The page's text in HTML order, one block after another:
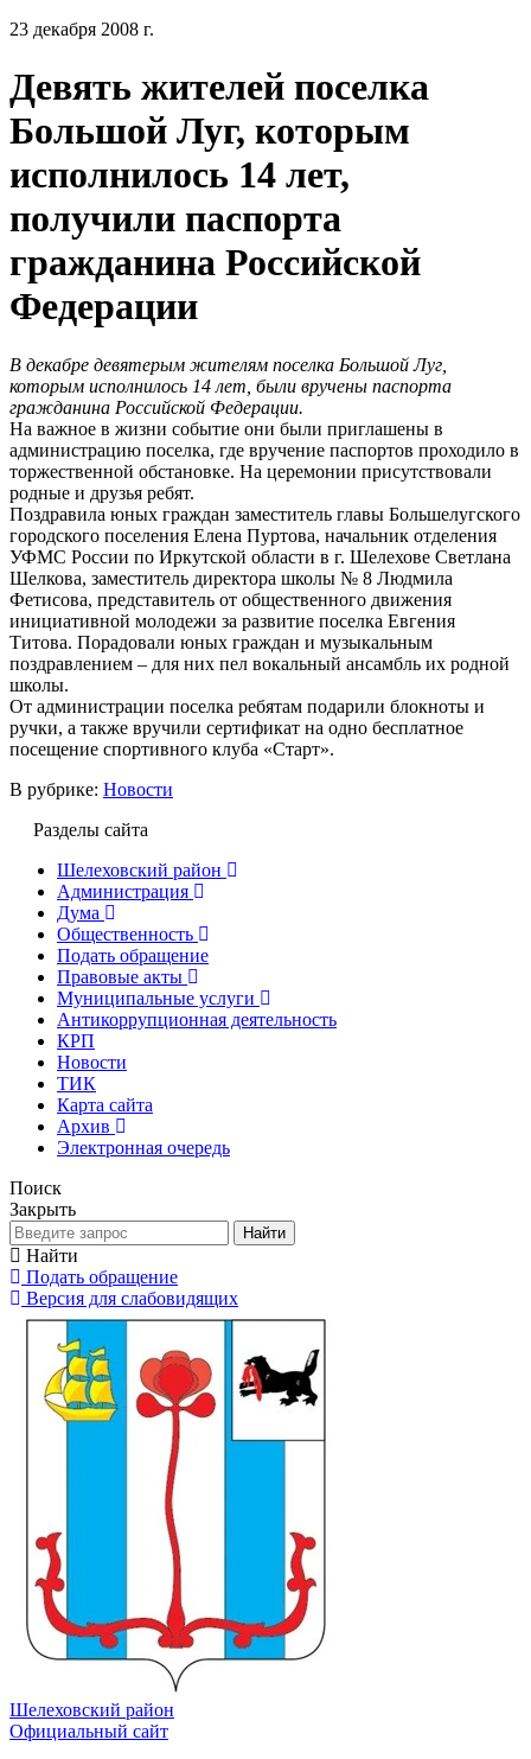
23 декабря 2008 г.
Девять жителей поселка
Большой Луг, которым
исполнилось 14 лет,
получили паспорта
гражданина Российской
Федерации
В декабре девятерым жителям поселка Большой Луг,
которым исполнилось 14 лет, были вручены паспорта
гражданина Российской Федерации.
На важное в жизни событие они были приглашены в
администрацию поселка, где вручение паспортов проходило в
торжественной обстановке. На церемонии присутствовали
родные и друзья ребят.
Поздравила юных граждан заместитель главы Большелугского
городского поселения Елена Пуртова, начальник отделения
УФМС России по Иркутской области в г. Шелехове Светлана
Шелкова, заместитель директора школы № 8 Людмила
Фетисова, представитель от общественного движения
инициативной молодежи за развитие поселка Евгения
Титова. Порадовали юных граждан и музыкальным
поздравлением – для них пел вокальный ансамбль их родной
школы.
От администрации поселка ребятам подарили блокноты и
ручки, а также вручили сертификат на одно бесплатное
посещение спортивного клуба «Старт».
В рубрике: Новости
Разделы сайта
Шелеховский район
Администрация
Дума
Общественность
Подать обращение
Правовые акты
Муниципальные услуги
Антикоррупционная деятельность
КРП
Новости
ТИК
Карта сайта
Архив
Электронная очередь
Поиск
Закрыть
Найти
Найти
Подать обращение
Версия для слабовидящих
Шелеховский район
Официальный сайт